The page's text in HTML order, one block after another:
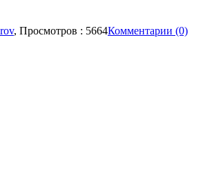
, Просмотров : 5664Комментарии (0)